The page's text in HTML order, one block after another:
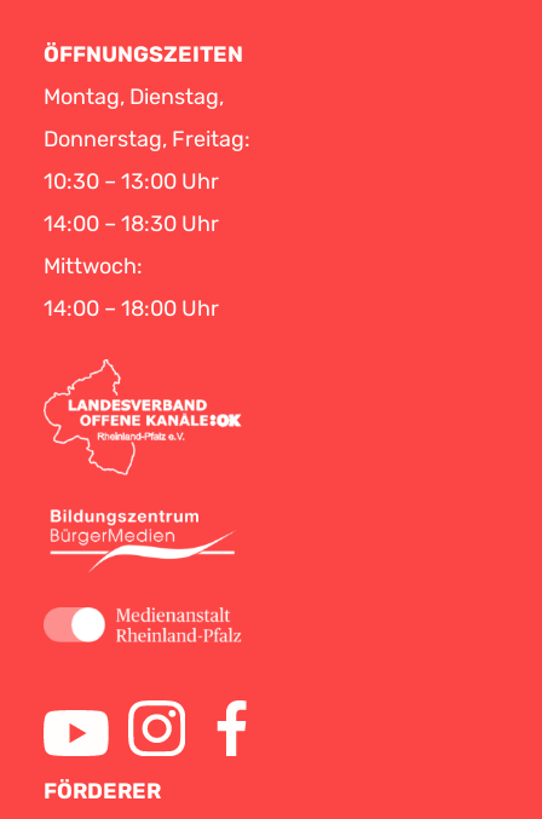
ÖFFNUNGSZEITEN
Montag, Dienstag,
Donnerstag, Freitag:
10:30 – 13:00 Uhr
14:00 – 18:30 Uhr
Mittwoch:
14:00 – 18:00 Uhr
FÖRDERER